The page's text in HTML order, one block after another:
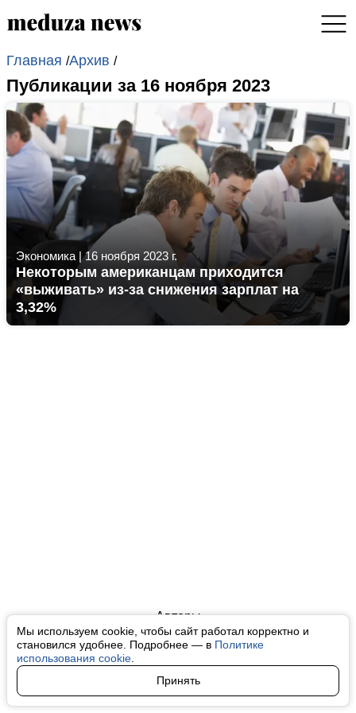
Мы используем cookie, чтобы сайт работал корректно и
становился удобнее. Подробнее — в Политике
использования cookie
Принять
Главная /Архив /
Публикации за 16 ноября 2023
Экономика |16 ноября 2023 г.
Некоторым американцам приходится
«выживать» из-за снижения зарплат на
3,32%
Авторы
О нас
Архив
Условия использования cookie